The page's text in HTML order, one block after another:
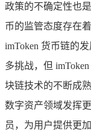
政策的不确定性也
币的监管态度存在
imToken 货币链的
多挑战，但
块链技术的不断成
数字资产领域发挥
员，为用户提供更